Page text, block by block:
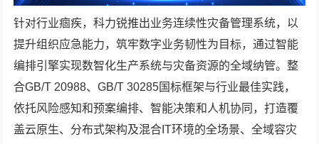
针对行业痼疾，科力锐推出业务连续性灾备管理系统，以
提升组织应急能力，筑牢数字业务韧性为目标，通过智能
编排引擎实现数智化生产系统与灾备资源的全域纳管。整
合GB/T 20988、GB/T 30285国标框架与行业最佳实践，
依托风险感知和预案编排、智能决策和人机协同，打造覆
盖云原生、分布式架构及混合IT环境的全场景、全域容灾